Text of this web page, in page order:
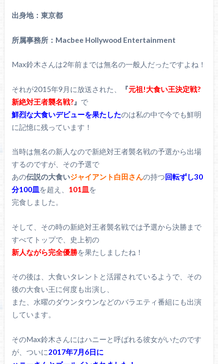
出身地：東京都
所属事務所：Macbee Hollywood Entertainment
Max鈴木さんは2年前までは無名の一般人だったですよね！
それが2015年9月に放送された、 『元祖!大食い王決定戦?
新絶対王者襲名戦?』 で
鮮烈な大食いデビューを果たしたのは私の中で今でも鮮明
に記憶に残っています！
当時は無名の新人なので新絶対王者襲名戦の予選から出場
するのですが、その予選で
あの伝説の大食いジャイアント白田さんの持つ回転ずし30
分100皿 を超え、 101皿 を
完食しました。
そして、その時の新絶対王者襲名戦では予選から決勝まで
すべてトップで、史上初の
新人ながら完全優勝を果たしましたね！
その後は、大食いタレントと活躍されているようで、その
後の大食い王に何度も出演し、
また、水曜のダウンタウンなどのバラエティ番組にも出演
しています。
そのMax鈴木さんにはハニーと呼ばれる彼女がいたのです
が、ついに2017年7月6日に